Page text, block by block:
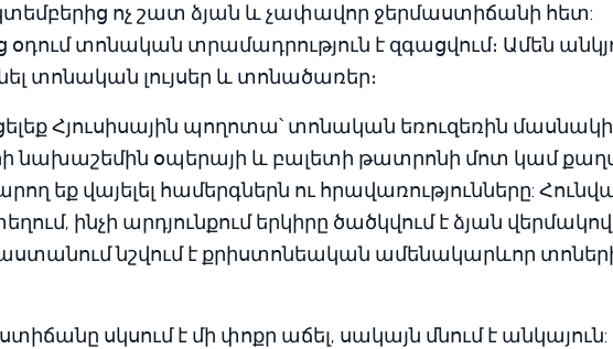
ոչ շատ ձյան և չափավոր ջերմաստիճանի հետ:
օդում տոնական տրամադրություն է զգացվում։ Ամեն
տոնական լույսեր և տոնածառեր։
Հյուսիսային պողոտա՝ տոնական եռուզեռին
նախաշեմին օպերայի և բալետի թատրոնի մոտ կամ
եք վայելել համերգներն ու հրավառությունները:
ինչի արդյունքում երկիրը ծածկվում է ձյան
նշվում է քրիստոնեական ամենակարևոր
սկսում է մի փոքր աճել, սակայն մնում է անկայուն: